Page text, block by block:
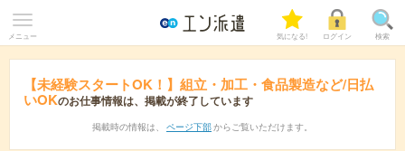
メニュー 気になる! ログイン 検索
【未経験スタートOK！】組立・加工・食品製造など/日払
いOKのお仕事情報は、掲載が終了しています
掲載時の情報は、 ページ下部 からご覧いただけます。